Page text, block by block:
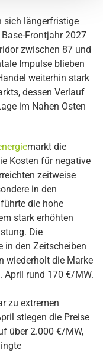
sich längerfristige
Frontjahr 2027
zwischen 87 und
Impulse blieben
weiterhin stark
dessen Verlauf
im Nahen Osten
markt die
Kosten für negative
zeitweise
in den
die hohe
stark erhöhten
Die
in den Zeitscheiben
wiederholt die Marke
April rund 170 €/MW.
zu extremen
stiegen die Preise
über 2.000 €/MW,